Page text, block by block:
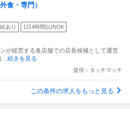
食・専門）
あり 1日4時間以内OK
が経営する各店舗での店長候補として運営
…続きを見る
提供：タッチマッチ
この条件の求人をもっと見る